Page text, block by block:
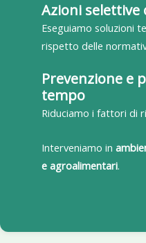
Azioni
Eseguiamo soluzioni
rispetto delle
Prevenzione e
tempo
Riduciamo i fattori di
Interveniamo in
e agroalimentari.